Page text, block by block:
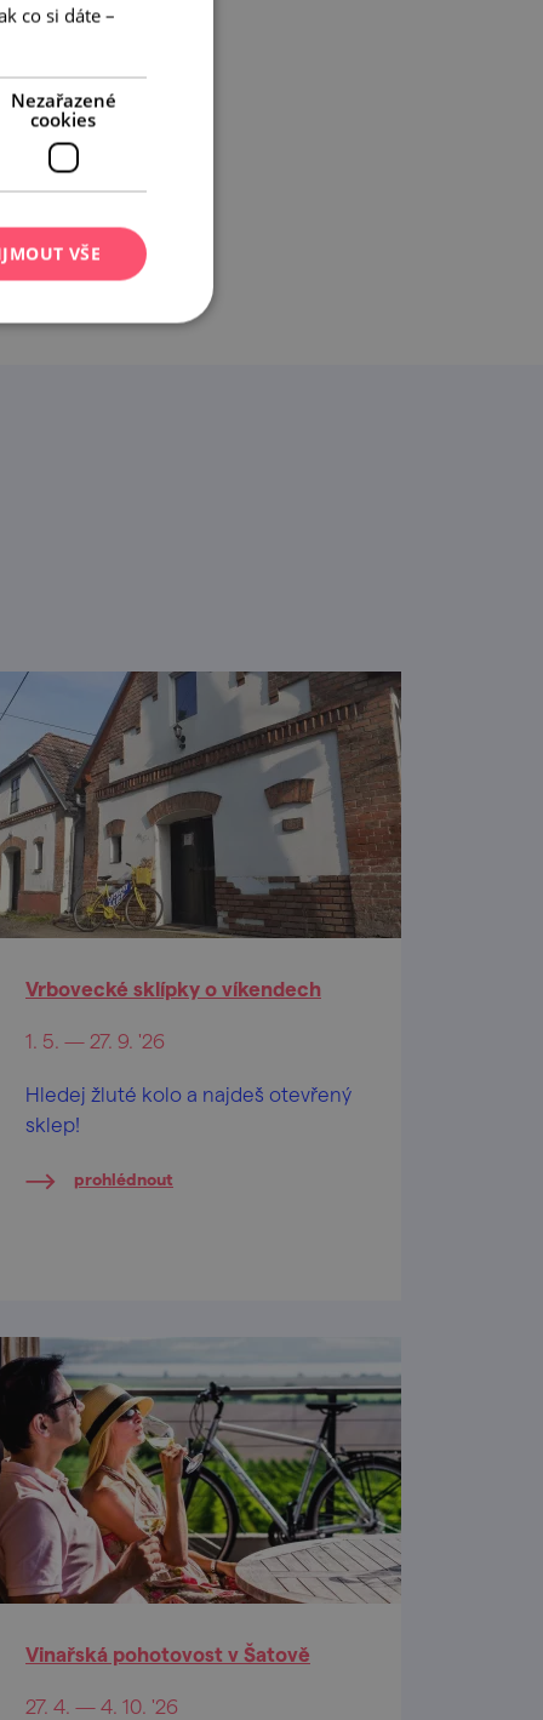
Vrbovecké sklípky o víkendech
1. 5. — 27. 9. '26
Hledej žluté kolo a najdeš otevřený
sklep!
prohlédnout
Vinařská pohotovost v Šatově
27. 4. — 4. 10. '26
co si dáte –
Nezařazené
cookies
VŠE